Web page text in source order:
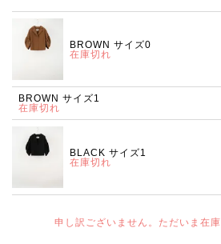
BROWN サイズ0
在庫切れ
BROWN サイズ1
在庫切れ
BLACK サイズ1
在庫切れ
申し訳ございません。ただいま在庫